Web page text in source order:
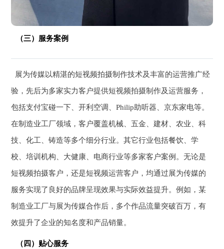
（三）服务案例
展为传媒以精湛的短视频拍摄制作技术及丰富的运营推广经
验，先后为多家实力客户提供短视频拍摄制作及运营服务，
包括支付宝碰一下、开利空调、Philip助听器、京东家电等。
在制造业工厂领域，客户覆盖机械、五金、建材、农业、科
技、化工、铸造等多个细分行业。其它行业包括餐饮、学
校、培训机构、大健康、电商行业等多家客户案例。无论是
短视频拍摄客户，还是短视频运营客户，均通过展为传媒的
服务实现了良好的品牌呈现效果与实际效益提升。例如，某
制造业工厂与展为传媒合作后，多个作品流量突破百万，有
效提升了企业的知名度和产品销量。
（四）贴心服务